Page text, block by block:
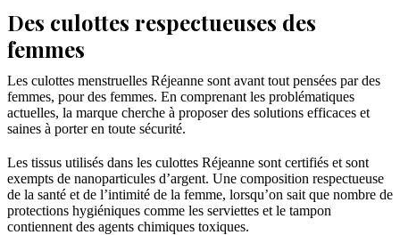
Des culottes respectueuses des
femmes
Les culottes menstruelles Réjeanne sont avant tout pensées par des
femmes, pour des femmes. En comprenant les problématiques
actuelles, la marque cherche à proposer des solutions efficaces et
saines à porter en toute sécurité.
Les tissus utilisés dans les culottes Réjeanne sont certifiés et sont
exempts de nanoparticules d’argent. Une composition respectueuse
de la santé et de l’intimité de la femme, lorsqu’on sait que nombre de
protections hygiéniques comme les serviettes et le tampon
contiennent des agents chimiques toxiques.